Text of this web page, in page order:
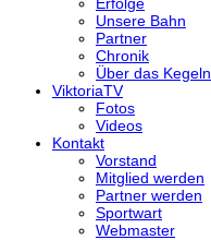
Unsere Bahn
Partner
Chronik
Über das Kegeln
ViktoriaTV
Fotos
Videos
Kontakt
Vorstand
Mitglied werden
Partner werden
Sportwart
Webmaster